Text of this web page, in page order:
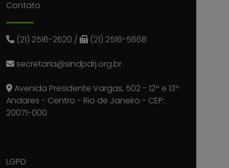
Contato
(21) 2516-2620 / (21) 2516-5668
secretaria@sindpdrj.org.br
Avenida Presidente Vargas, 502 - 12º e 13º
Andares - Centro - Rio de Janeiro - CEP:
20071-000
LGPD